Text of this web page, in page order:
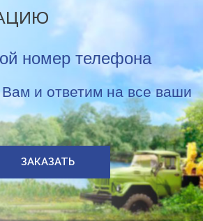
номер телефона
и ответим на все ваши
ЗАКАЗАТЬ